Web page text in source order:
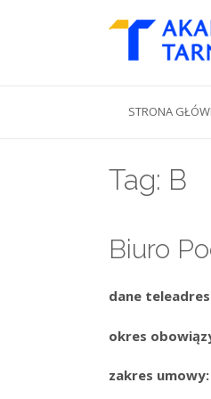
STRONA
Tag: B
Biuro
dane
okres
zakres umowy: